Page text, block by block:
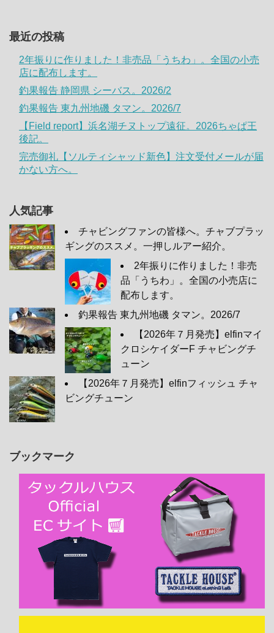
最近の投稿
2年振りに作りました！非売品「うちわ」。全国の小売
店に配布します。
釣果報告 静岡県 シーバス。2026/2
釣果報告 東九州地磯 タマン。2026/7
【Field report】浜名湖チヌトップ遠征。2026ちゃぱ王
後記。
完売御礼【ソルティシャッド新色】注文受付メールが届
かない方へ。
人気記事
チャビングファンの皆様へ。チャブプラッ
ギングのススメ。一押しルアー紹介。
2年振りに作りました！非売
品「うちわ」。全国の小売店に
配布します。
釣果報告 東九州地磯 タマン。2026/7
【2026年７月発売】elfinマイ
クロシケイダーF チャビングチ
ューン
【2026年７月発売】elfinフィッシュ チャ
ビングチューン
ブックマーク